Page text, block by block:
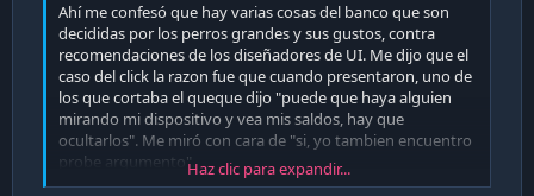
Ahí me confesó que hay varias cosas del banco que son
decididas por los perros grandes y sus gustos, contra
recomendaciones de los diseñadores de UI. Me dijo que el
caso del click la razon fue que cuando presentaron, uno de
los que cortaba el queque dijo "puede que haya alguien
mirando mi dispositivo y vea mis saldos, hay que
ocultarlos". Me miró con cara de "si, yo tambien encuentro
probe argumento".
Me despedí y con ese puro dato ya entendí que la
Haz clic para expandir...